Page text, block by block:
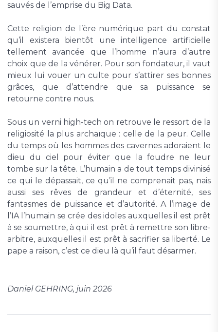
sauvés de l’emprise du Big Data.
Cette religion de l’ère numérique part du constat
qu’il existera bientôt une intelligence artificielle
tellement avancée que l’homme n’aura d’autre
choix que de la vénérer. Pour son fondateur, il vaut
mieux lui vouer un culte pour s’attirer ses bonnes
grâces, que d’attendre que sa puissance se
retourne contre nous.
Sous un verni high-tech on retrouve le ressort de la
religiosité la plus archaïque : celle de la peur. Celle
du temps où les hommes des cavernes adoraient le
dieu du ciel pour éviter que la foudre ne leur
tombe sur la tête. L’humain a de tout temps divinisé
ce qui le dépassait, ce qu’il ne comprenait pas, nais
aussi ses rêves de grandeur et d’éternité, ses
fantasmes de puissance et d’autorité. A l’image de
l’IA l’humain se crée des idoles auxquelles il est prêt
à se soumettre, à qui il est prêt à remettre son libre-
arbitre, auxquelles il est prêt à sacrifier sa liberté. Le
pape a raison, c’est ce dieu là qu’il faut désarmer.
Daniel GEHRING, juin 2026